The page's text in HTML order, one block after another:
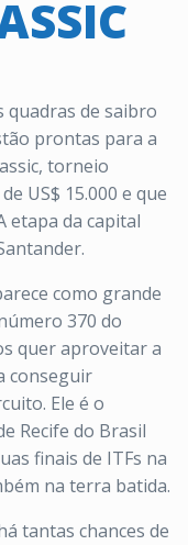
quadras de saibro
prontas para a
torneio
US$ 15.000 e que
etapa da capital
como grande
370 do
quer aproveitar a
conseguir
Ele é o
Recife do Brasil
finais de ITFs na
na terra batida.
tantas chances de